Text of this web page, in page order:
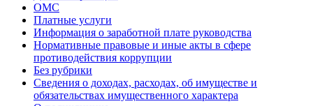
ОМС
Платные услуги
Информация о заработной плате руководства
Нормативные правовые и иные акты в сфере
противодействия коррупции
Без рубрики
Сведения о доходах, расходах, об имуществе и
обязательствах имущественного характера